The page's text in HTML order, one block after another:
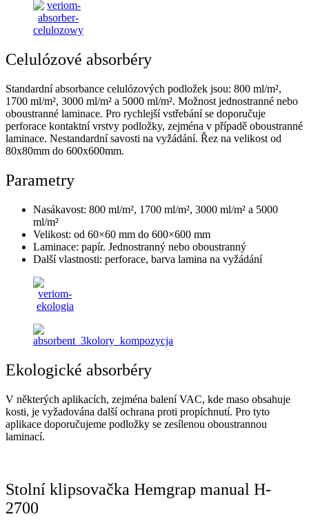
Celulózové absorbéry
Standardní absorbance celulózových podložek jsou: 800 ml/m²,
1700 ml/m², 3000 ml/m² a 5000 ml/m². Možnost jednostranné nebo
oboustranné laminace. Pro rychlejší vstřebání se doporučuje
perforace kontaktní vrstvy podložky, zejména v případě oboustranné
laminace. Nestandardní savosti na vyžádání. Řez na velikost od
80x80mm do 600x600mm.
Parametry
Nasákavost: 800 ml/m², 1700 ml/m², 3000 ml/m² a 5000
ml/m²
Velikost: od 60×60 mm do 600×600 mm
Laminace: papír. Jednostranný nebo oboustranný
Další vlastnosti: perforace, barva lamina na vyžádání
Ekologické absorbéry
V některých aplikacích, zejména balení VAC, kde maso obsahuje
kosti, je vyžadována další ochrana proti propíchnutí. Pro tyto
aplikace doporučujeme podložky se zesílenou oboustrannou
laminací.
Stolní klipsovačka Hemgrap manual H-
2700